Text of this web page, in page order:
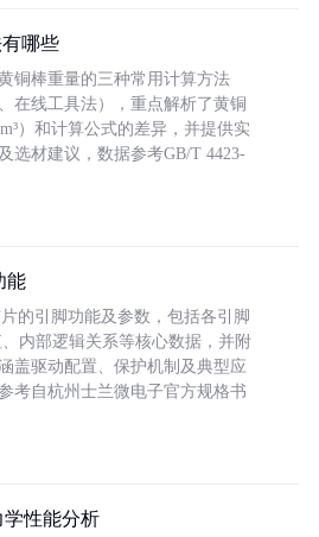
哪些
铜棒重量的三种常用计算方法
在线工具法），重点解析了黄铜
）和计算公式的差异，并提供实
选材建议，数据参考GB/T 4423-
能
的引脚功能及参数，包括各引脚
内部逻辑关系等核心数据，并附
盖驱动配置、保护机制及典型应
考自杭州士兰微电子官方规格书
性能分析